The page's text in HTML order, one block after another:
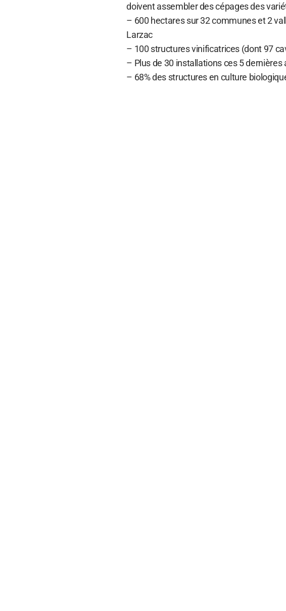
doivent assembler des cépages des
– 600 hectares sur 32 communes et 2
Larzac
– 100 structures vinificatrices (dont 97
– Plus de 30 installations ces 5 dernières
– 68% des structures en culture